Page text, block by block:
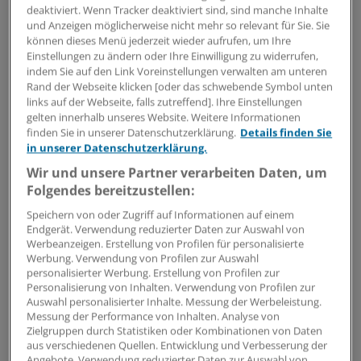
"Mit unserem Einsatz geben wir den Menschen
Lebensqualität zurück", sagt Marth.
Kleinigkeiten machen Lebensqualität aus
Lebensqualität ist auch die oberste Maxime im
Hamburger Tages-Kinderhospiz "KinderLeben". Um
schwer kranken Kindern ein Lächeln aufs Gesicht zu
zaubern, reicht manchmal eine Kleinigkeit.
"Einmal betreuten wir einen erblindeten Jungen. Als er
zum ersten Mal KinderTiramisu probierte, strahlten
seine Augen. Das hat uns alle tief berührt", erzählt
Mitarbeiter Hendrik Grafelmann.
Im Hospiz kümmern sich examinierte
Kinderkrankenschwestern mit Palliativausbildung und
Ehrenamtliche um kranke Kinder und deren
Geschwister.
deaktiviert. Wenn Tracker deaktiviert sind, sind manche Inhalte
und Anzeigen möglicherweise nicht mehr so relevant für Sie. Sie
können dieses Menü jederzeit wieder aufrufen, um Ihre
Einstellungen zu ändern oder Ihre Einwilligung zu widerrufen,
indem Sie auf den Link Voreinstellungen verwalten am unteren
Rand der Webseite klicken [oder das schwebende Symbol unten
links auf der Webseite, falls zutreffend]. Ihre Einstellungen
gelten innerhalb unseres Website. Weitere Informationen
finden Sie in unserer Datenschutzerklärung. Details finden Sie
in unserer Datenschutzerklärung.
Wir und unsere Partner verarbeiten Daten, um
Folgendes bereitzustellen:
Speichern von oder Zugriff auf Informationen auf einem
Endgerät. Verwendung reduzierter Daten zur Auswahl von
Werbeanzeigen. Erstellung von Profilen für personalisierte
Werbung. Verwendung von Profilen zur Auswahl
personalisierter Werbung. Erstellung von Profilen zur
Personalisierung von Inhalten. Verwendung von Profilen zur
Auswahl personalisierter Inhalte. Messung der Werbeleistung.
Messung der Performance von Inhalten. Analyse von
Zielgruppen durch Statistiken oder Kombinationen von Daten
aus verschiedenen Quellen. Entwicklung und Verbesserung der